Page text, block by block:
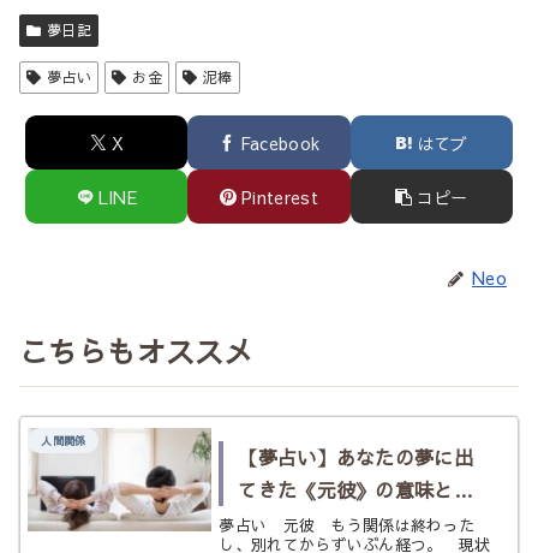
夢日記
夢占い お金 泥棒
X Facebook はてブ
LINE Pinterest コピー
Neo
こちらもオススメ
人間関係
【夢占い】あなたの夢に出
てきた《元彼》の意味と
は？
夢占い 元彼 もう関係は終わった
し、別れてからずいぶん経つ。 現状